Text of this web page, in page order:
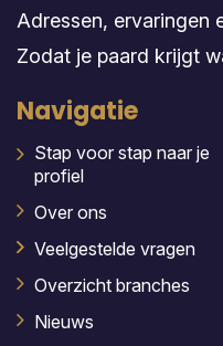
Adressen, ervaringen
Zodat je paard krijgt
Navigatie
Stap voor stap naar je
profiel
Over ons
Veelgestelde vragen
Overzicht branches
Nieuws